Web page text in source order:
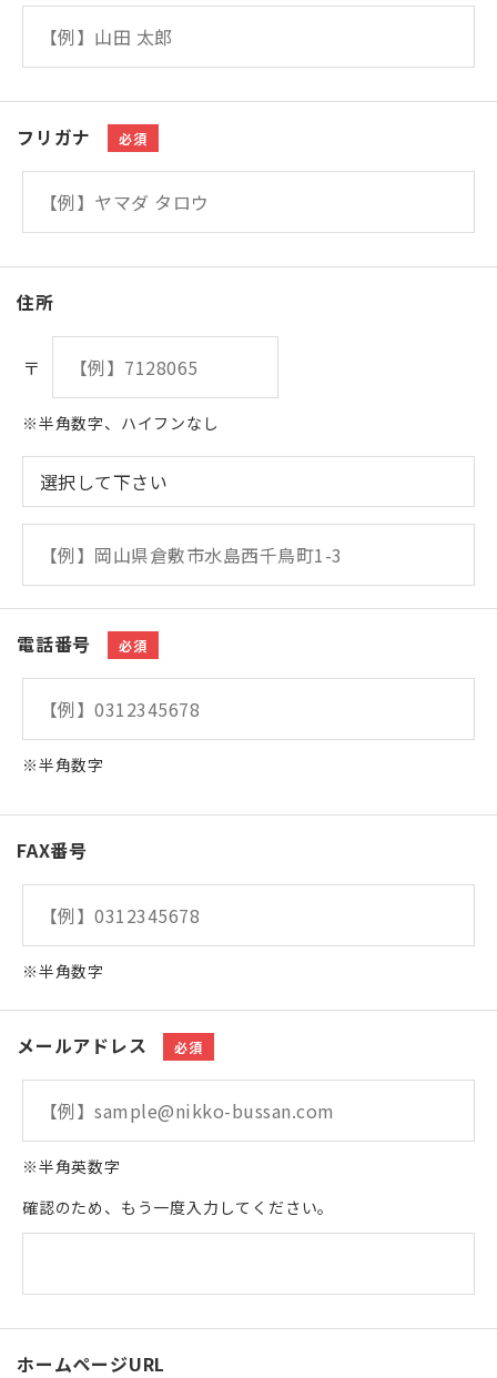
フリガナ 必須
住所
〒
※半角数字、ハイフンなし
電話番号 必須
※半角数字
FAX番号
※半角数字
メールアドレス 必須
※半角英数字
確認のため、もう一度入力してください。
ホームページURL